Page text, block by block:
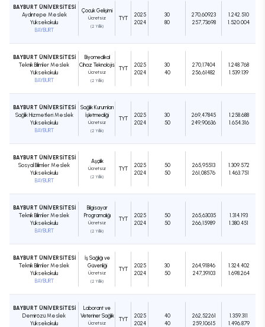
BAYBURT ÜNİVERSİTESİ
Aydıntepe Meslek
Yüksekokulu
BAYBURT
Çocuk Gelişimi
Ücretsiz
(2 Yıllık)
TYT
2025
2024
30
80
270,60923
257,73698
1.242.510
1.520.004
BAYBURT ÜNİVERSİTESİ
Teknik Bilimler Meslek
Yüksekokulu
BAYBURT
Biyomedikal
Cihaz Teknolojisi
Ücretsiz
(2 Yıllık)
TYT
2025
2024
30
40
270,17404
256,61482
1.248.768
1.539.139
BAYBURT ÜNİVERSİTESİ
Sağlık Hizmetleri Meslek
Yüksekokulu
BAYBURT
Sağlık Kurumları
İşletmeciliği
Ücretsiz
(2 Yıllık)
TYT
2025
2024
30
50
269,47845
249,90636
1.258.688
1.654.316
BAYBURT ÜNİVERSİTESİ
Sosyal Bilimler Meslek
Yüksekokulu
BAYBURT
Aşçılık
Ücretsiz
(2 Yıllık)
TYT
2025
2024
50
50
265,95513
261,08576
1.309.572
1.463.751
BAYBURT ÜNİVERSİTESİ
Teknik Bilimler Meslek
Yüksekokulu
BAYBURT
Bilgisayar
Programcılığı
Ücretsiz
(2 Yıllık)
TYT
2025
2024
50
50
265,63035
266,15989
1.314.193
1.380.451
BAYBURT ÜNİVERSİTESİ
Teknik Bilimler Meslek
Yüksekokulu
BAYBURT
İş Sağlığı ve
Güvenliği
Ücretsiz
(2 Yıllık)
TYT
2025
2024
30
50
264,91846
247,39103
1.324.402
1.698.264
BAYBURT ÜNİVERSİTESİ
Demirözü Meslek
Yüksekokulu
Laborant ve
Veteriner Sağlık
Ücretsiz
TYT
2025
2024
40
40
262,52261
259,10615
1.359.311
1.496.879